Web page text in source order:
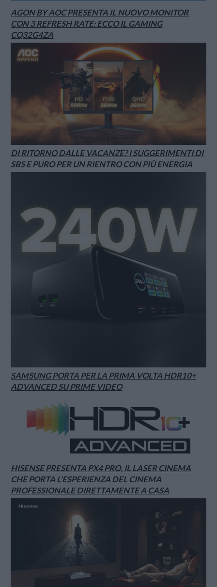
AGON BY AOC PRESENTA IL NUOVO MONITOR
CON 3 REFRESH RATE: ECCO IL GAMING
CQ32G4ZA
DI RITORNO DALLE VACANZE? I SUGGERIMENTI DI
SBS E PURO PER UN RIENTRO CON PIÙ ENERGIA
SAMSUNG PORTA PER LA PRIMA VOLTA HDR10+
ADVANCED SU PRIME VIDEO
HISENSE PRESENTA PX4 PRO, IL LASER CINEMA
CHE PORTA L’ESPERIENZA DEL CINEMA
PROFESSIONALE DIRETTAMENTE A CASA